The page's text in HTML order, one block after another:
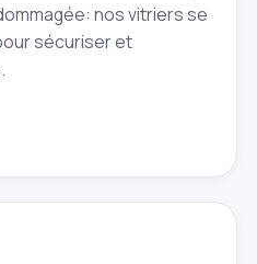
nos vitriers se
sécuriser et